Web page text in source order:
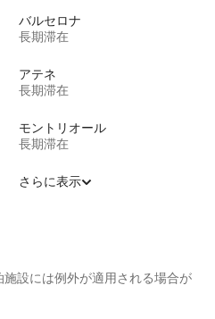
バルセロナ
長期滞在
アテネ
長期滞在
モントリオール
長期滞在
さらに表示
設には例外が適用される場合が